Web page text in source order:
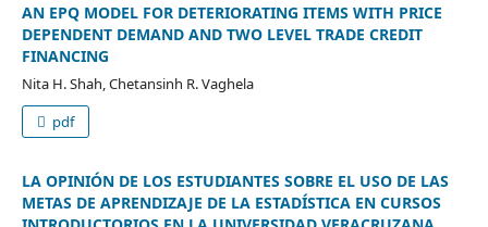
AN EPQ MODEL FOR DETERIORATING ITEMS WITH PRICE
DEPENDENT DEMAND AND TWO LEVEL TRADE CREDIT
FINANCING
Nita H. Shah, Chetansinh R. Vaghela
pdf
LA OPINIÓN DE LOS ESTUDIANTES SOBRE EL USO DE LAS
METAS DE APRENDIZAJE DE LA ESTADÍSTICA EN CURSOS